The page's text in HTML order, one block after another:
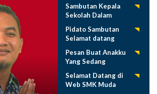
Sambutan Kepala
Sekolah Dalam
Pelepasan Siswa
Tahun 2025
Pidato Sambutan
Selamat datang
Muda 2025-2026
Pesan Buat Anakku
Yang Sedang
Selamat Datang di
Web SMK Muda